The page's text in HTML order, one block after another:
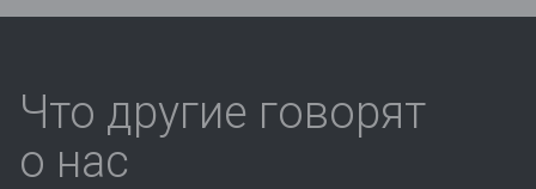
Что другие говорят
о нас